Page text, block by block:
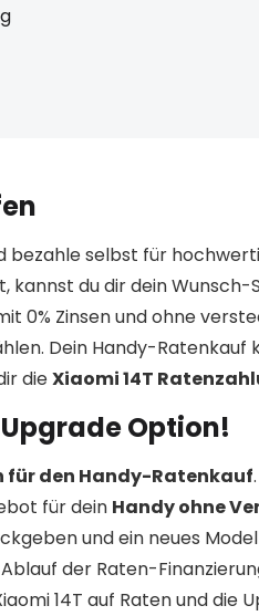
bezahle selbst für
kannst du dir dein
0% Zinsen und ohne
Dein Handy-
dieXiaomi 14T
Option!
für den Handy-Ratenkauf
für dein Handy ohne
und ein neues
der Raten-
14T auf Raten und